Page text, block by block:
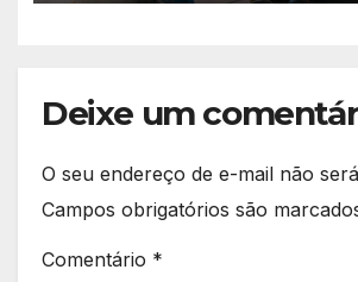
Deixe um
O seu endereço de e-mail não
Campos obrigatórios são
Comentário *